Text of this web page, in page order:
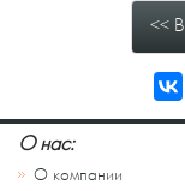
<<
О нас:
О компании